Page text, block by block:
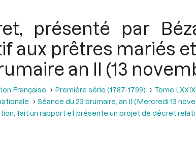
présenté par
aux prêtres mariés
an II (13
Française Première série (1787-1799)
Tome
Séance du 23 brumaire, an II (Mercredi 13
fait un rapport et présente un projet de décret